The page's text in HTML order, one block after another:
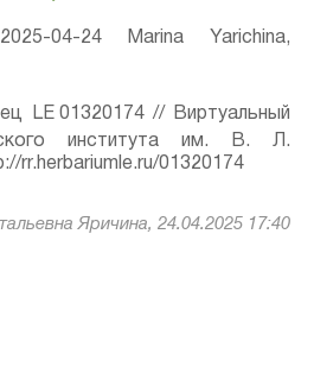
04-24 Marina Yarichina,
LE 01320174 // Виртуальный
института им. В. Л.
01320174
Яричина, 24.04.2025 17:40